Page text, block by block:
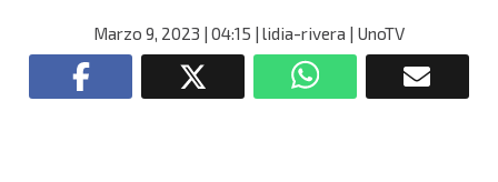
Marzo 9, 2023 | 04:15 | lidia-rivera | UnoTV